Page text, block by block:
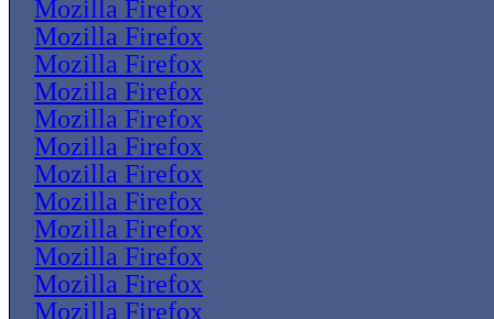
Mozilla Firefox
Mozilla Firefox
Mozilla Firefox
Mozilla Firefox
Mozilla Firefox
Mozilla Firefox
Mozilla Firefox
Mozilla Firefox
Mozilla Firefox
Mozilla Firefox
Mozilla Firefox
Mozilla Firefox